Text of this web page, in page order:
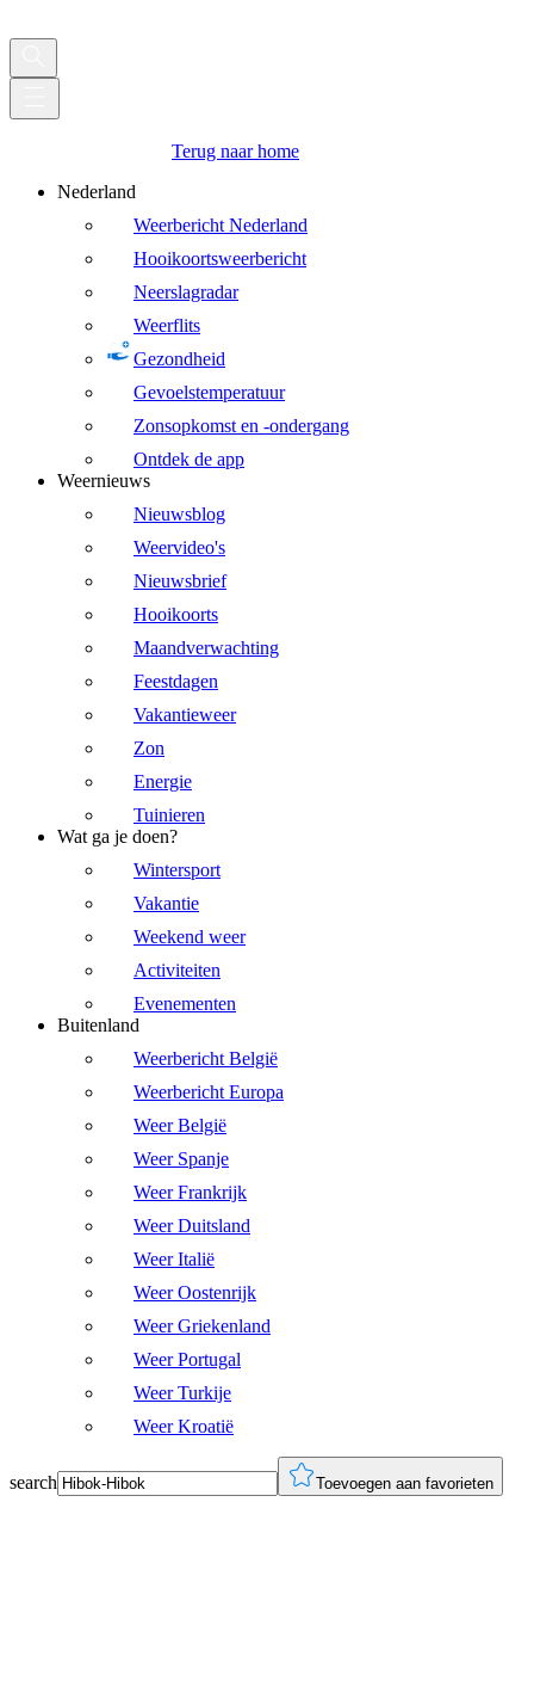
Terug naar home
Nederland
Weerbericht Nederland
Hooikoortsweerbericht
Neerslagradar
Weerflits
Gezondheid
Gevoelstemperatuur
Zonsopkomst en -ondergang
Ontdek de app
Weernieuws
Nieuwsblog
Weervideo's
Nieuwsbrief
Hooikoorts
Maandverwachting
Feestdagen
Vakantieweer
Zon
Energie
Tuinieren
Wat ga je doen?
Wintersport
Vakantie
Weekend weer
Activiteiten
Evenementen
Buitenland
Weerbericht België
Weerbericht Europa
Weer België
Weer Spanje
Weer Frankrijk
Weer Duitsland
Weer Italië
Weer Oostenrijk
Weer Griekenland
Weer Portugal
Weer Turkije
Weer Kroatië
search Toevoegen aan favorieten